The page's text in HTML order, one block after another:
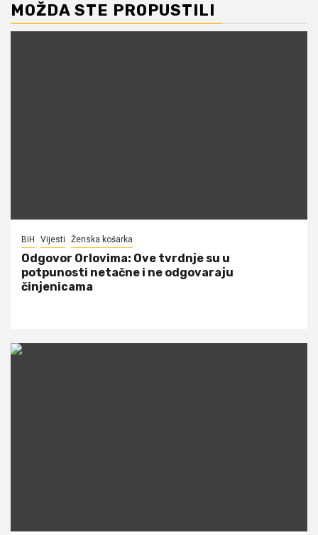
MOŽDA STE PROPUSTILI
BiH Vijesti Ženska košarka
Odgovor Orlovima: ​Ove tvrdnje su u
potpunosti netačne i ne odgovaraju
činjenicama